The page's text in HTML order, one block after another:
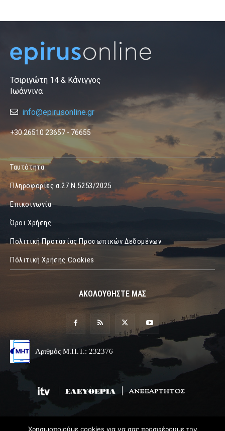
Τσιριγώτη 14 & Κάνιγγος
Ιωάννινα
info@epirusonline.gr
+30 26510 23657 - 76655
Ταυτότητα
Πληροφορίες α.27 Ν.5253/2025
Επικοινωνία
Όροι Χρήσης
Πολιτική Προτασίας Προσωπικών Δεδομένων
Πόλιτική Χρήσης Cookies
ΑΚΟΛΟΥΘΗΣΤΕ ΜΑΣ
Αριθμός Μ.Η.Τ.: 232376
Χρησιμοποιούμε cookies για να σας προσφέρουμε την